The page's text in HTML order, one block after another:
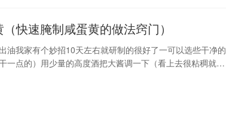
快速腌制咸蛋黄的做法窍门）
油我家有个妙招10天左右就研制的很好了一可以选些干净的
一点的）用少量的高度酒把大酱调一下（看上去很粘稠就可